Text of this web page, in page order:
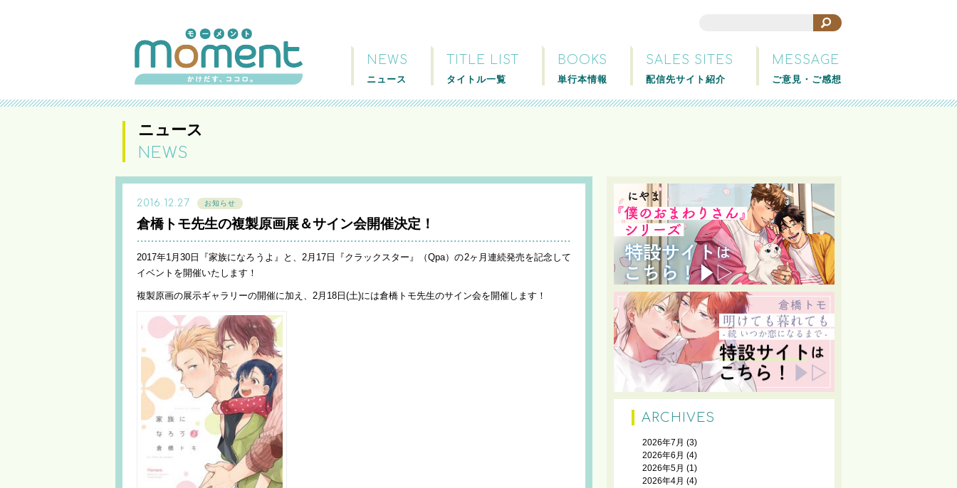
NEWS
ニュース
TITLE LIST
タイトル一覧
BOOKS
単行本情報
SALES SITES
配信先サイト紹介
MESSAGE
ご意見・ご感想
ニュース
NEWS
2016.12.27 お知らせ
倉橋トモ先生の複製原画展＆サイン会開催決定！
2017年1月30日『家族になろうよ』と、2月17日『クラックスター』（Qpa）の2ヶ月連続発売を記念して
イベントを開催いたします！
複製原画の展示ギャラリーの開催に加え、2月18日(土)には倉橋トモ先生のサイン会を開催します！
ARCHIVES
2026年7月 (3)
2026年6月 (4)
2026年5月 (1)
2026年4月 (4)